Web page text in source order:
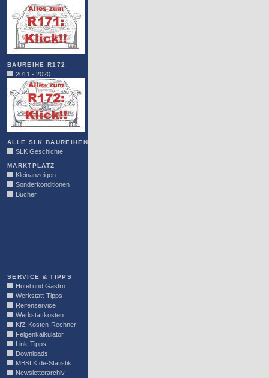
BAUREIHE R172
2011 - 2020
ALLE SLK BAUREIHEN
SLK Geschichte
MARKTPLATZ
Kleinanzeigen
Sonderkonditionen
Bücher
SERVICE & TIPPS
Hotel und Gastro
Werkstatt-Tipps
Reifenservice
Werkstattkosten
KfZ-Kosten-Rechner
Felgenkalkulator
Link-Tipps
Downloads
MBSLK.de-Statistik
Newsletterarchiv